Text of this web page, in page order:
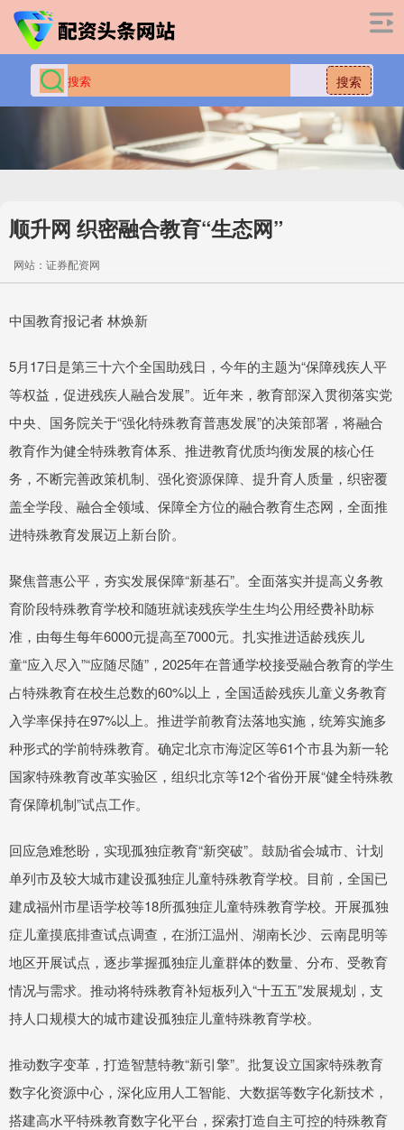
搜索
顺升网 织密融合教育“生态网”
网站：证券配资网
中国教育报记者 林焕新
5月17日是第三十六个全国助残日，今年的主题为“保障残疾人平
等权益，促进残疾人融合发展”。近年来，教育部深入贯彻落实党
中央、国务院关于“强化特殊教育普惠发展”的决策部署，将融合
教育作为健全特殊教育体系、推进教育优质均衡发展的核心任
务，不断完善政策机制、强化资源保障、提升育人质量，织密覆
盖全学段、融合全领域、保障全方位的融合教育生态网，全面推
进特殊教育发展迈上新台阶。
聚焦普惠公平，夯实发展保障“新基石”。全面落实并提高义务教
育阶段特殊教育学校和随班就读残疾学生生均公用经费补助标
准，由每生每年6000元提高至7000元。扎实推进适龄残疾儿
童“应入尽入”“应随尽随”，2025年在普通学校接受融合教育的学生
占特殊教育在校生总数的60%以上，全国适龄残疾儿童义务教育
入学率保持在97%以上。推进学前教育法落地实施，统筹实施多
种形式的学前特殊教育。确定北京市海淀区等61个市县为新一轮
国家特殊教育改革实验区，组织北京等12个省份开展“健全特殊教
育保障机制”试点工作。
回应急难愁盼，实现孤独症教育“新突破”。鼓励省会城市、计划
单列市及较大城市建设孤独症儿童特殊教育学校。目前，全国已
建成福州市星语学校等18所孤独症儿童特殊教育学校。开展孤独
症儿童摸底排查试点调查，在浙江温州、湖南长沙、云南昆明等
地区开展试点，逐步掌握孤独症儿童群体的数量、分布、受教育
情况与需求。推动将特殊教育补短板列入“十五五”发展规划，支
持人口规模大的城市建设孤独症儿童特殊教育学校。
推动数字变革，打造智慧特教“新引擎”。批复设立国家特殊教育
数字化资源中心，深化应用人工智能、大数据等数字化新技术，
搭建高水平特殊教育数字化平台，探索打造自主可控的特殊教育